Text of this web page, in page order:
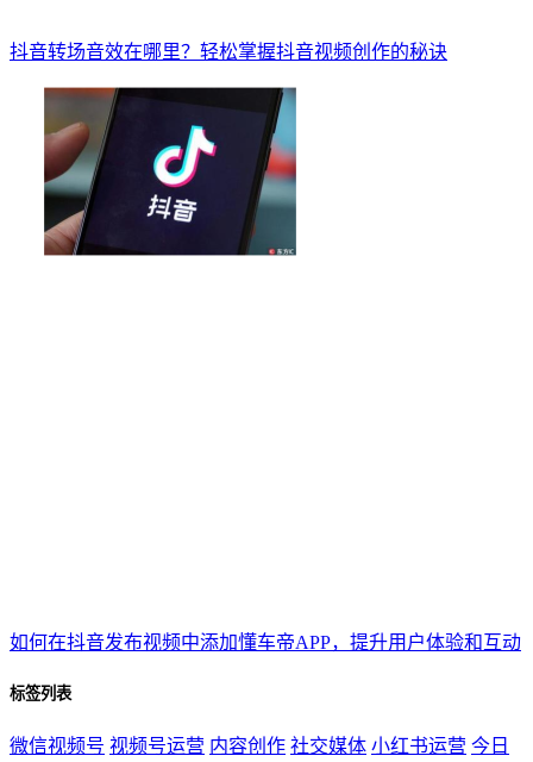
抖音转场音效在哪里？轻松掌握抖音视频创作的秘诀
如何在抖音发布视频中添加懂车帝APP，提升用户体验和互动
标签列表
微信视频号 视频号运营 内容创作 社交媒体 小红书运营 今日